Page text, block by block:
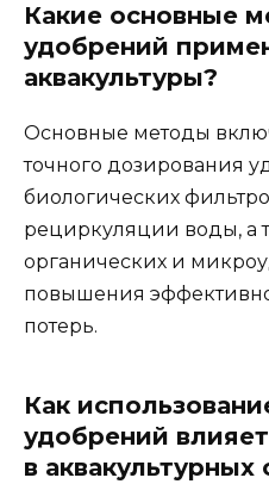
Какие основные
удобрений
аквакультуры?
Основные методы
точного дозирования
биологических
рециркуляции воды, а
органических и
повышения
потерь.
Как
удобрений
в аквакультурных